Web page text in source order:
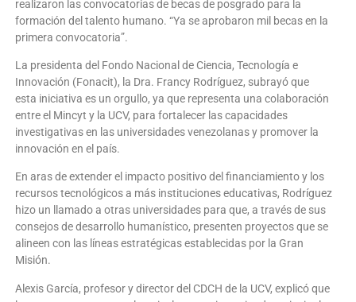
realizaron las convocatorias de becas de posgrado para la
formación del talento humano. “Ya se aprobaron mil becas en la
primera convocatoria”.
La presidenta del Fondo Nacional de Ciencia, Tecnología e
Innovación (Fonacit), la Dra. Francy Rodríguez, subrayó que
esta iniciativa es un orgullo, ya que representa una colaboración
entre el Mincyt y la UCV, para fortalecer las capacidades
investigativas en las universidades venezolanas y promover la
innovación en el país.
En aras de extender el impacto positivo del financiamiento y los
recursos tecnológicos a más instituciones educativas, Rodríguez
hizo un llamado a otras universidades para que, a través de sus
consejos de desarrollo humanístico, presenten proyectos que se
alineen con las líneas estratégicas establecidas por la Gran
Misión.
Alexis García, profesor y director del CDCH de la UCV, explicó que